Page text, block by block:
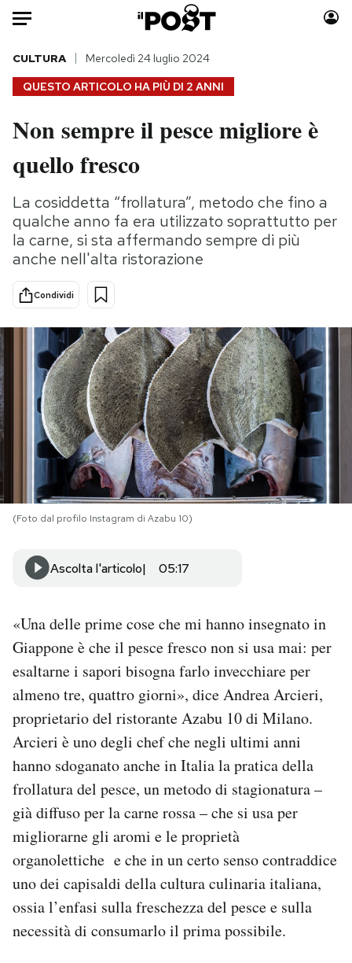
Auto
HOME
Italia
Politica
Tecnologia
Internet
Scienza
Cultura
Economia
Moda
Storie/Idee
Ok Boomer!
Media
Europa
PODCAST
NEWSLETTER
I MIEI PREFERITI
AREA PERSONALE
Area Personale
Newsletter
Notifiche mobile
Regala il Post
Hai bisogno di aiuto?
QUESTO ARTICOLO HA PIÙ DI 2 ANNI
CULTURA Mercoledì 24 luglio 2024
Non sempre il pesce migliore è
quello fresco
La cosiddetta “frollatura”, metodo che fino a
qualche anno fa era utilizzato soprattutto per
la carne, si sta affermando sempre di più
anche nell'alta ristorazione
Condividi
(Foto dal profilo Instagram di Azabu 10)
Ascolta l'articolo 05:17
«Una delle prime cose che mi hanno insegnato in
Giappone è che il pesce fresco non si usa mai: per
esaltarne i sapori bisogna farlo invecchiare per
almeno tre, quattro giorni», dice Andrea Arcieri,
proprietario del ristorante Azabu 10 di Milano.
Arcieri è uno degli chef che negli ultimi anni
hanno sdoganato anche in Italia la pratica della
frollatura del pesce, un metodo di stagionatura –
già diffuso per la carne rossa – che si usa per
migliorarne gli aromi e le proprietà
organolettiche e che in un certo senso contraddice
uno dei capisaldi della cultura culinaria italiana,
ossia l’enfasi sulla freschezza del pesce e sulla
necessità di consumarlo il prima possibile.